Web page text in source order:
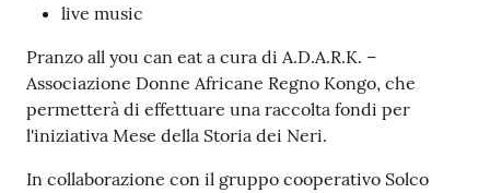
live music
Pranzo all you can eat a cura di A.D.A.R.K. –
Associazione Donne Africane Regno Kongo, che
permetterà di effettuare una raccolta fondi per
l'iniziativa Mese della Storia dei Neri.
In collaborazione con il gruppo cooperativo Solco